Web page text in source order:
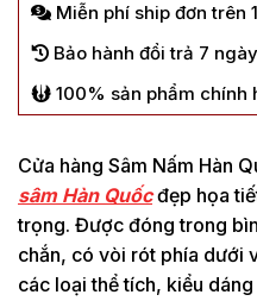
Miễn phí ship đơn trên
Bảo hành đổi trả 7
100% sản phẩm chính
Cửa hàng Sâm Nấm Hàn
sâm Hàn Quốcđẹp họa
trọng. Được đóng trong
chắn, có vòi rót phía dưới
các loại thể tích, kiểu